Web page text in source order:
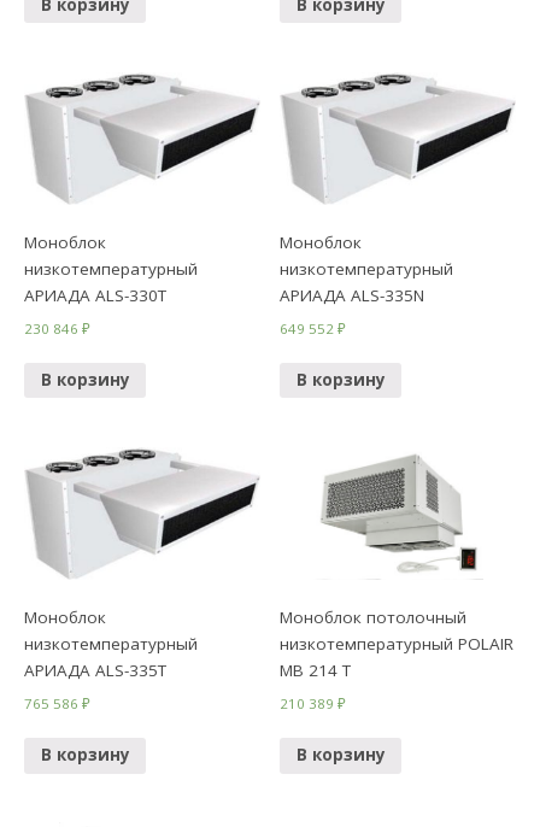
В корзину В корзину
Моноблок
низкотемпературный
АРИАДА ALS-330Т
230 846₽
В корзину
Моноблок
низкотемпературный
АРИАДА ALS-335N
649 552₽
В корзину
Моноблок
низкотемпературный
АРИАДА ALS-335Т
765 586₽
В корзину
Моноблок потолочный
низкотемпературный POLAIR
MB 214 T
210 389₽
В корзину